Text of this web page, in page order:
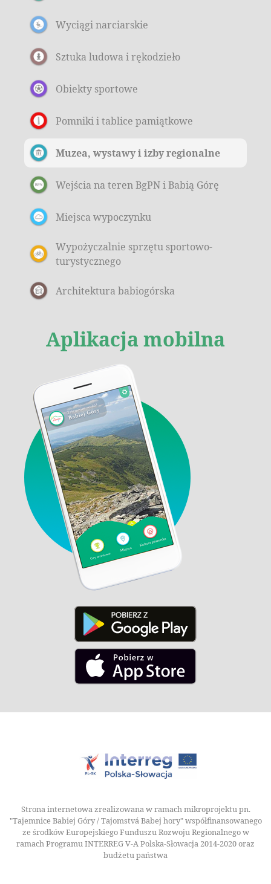
Wyciągi narciarskie
Sztuka ludowa i rękodzieło
Obiekty sportowe
Pomniki i tablice pamiątkowe
Muzea, wystawy i izby regionalne
Wejścia na teren BgPN i Babią Górę
Miejsca wypoczynku
Wypożyczalnie sprzętu sportowo-
turystycznego
Architektura babiogórska
Aplikacja mobilna
Strona internetowa zrealizowana w ramach mikroprojektu pn.
"Tajemnice Babiej Góry / Tajomstvá Babej hory" współfinansowanego
ze środków Europejskiego Funduszu Rozwoju Regionalnego w
ramach Programu INTERREG V-A Polska-Słowacja 2014-2020 oraz
budżetu państwa